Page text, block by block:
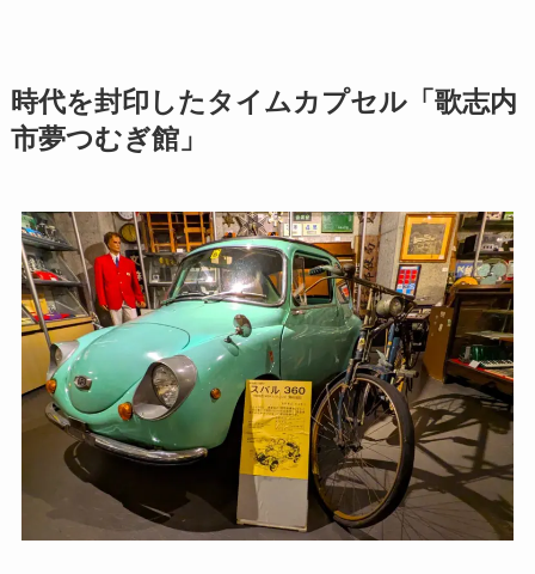
時代を封印したタイムカプセル「歌志内
市夢つむぎ館」